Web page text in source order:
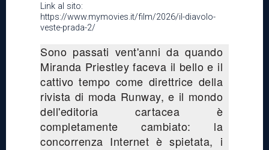
Link al sito:
https://www.mymovies.it/film/2026/il-diavolo-
veste-prada-2/
Sono passati vent'anni da quando
Miranda Priestley faceva il bello e il
cattivo tempo come direttrice della
rivista di moda Runway, e il mondo
dell'editoria cartacea è
completamente cambiato: la
concorrenza Internet è spietata, i